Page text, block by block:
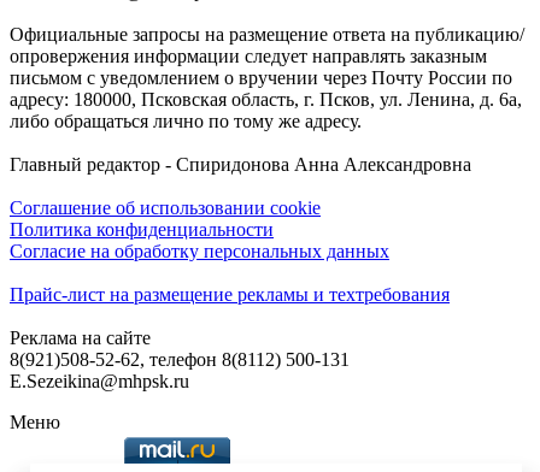
Официальные запросы на размещение ответа на публикацию/
опровержения информации следует направлять заказным
письмом с уведомлением о вручении через Почту России по
адресу: 180000, Псковская область, г. Псков, ул. Ленина, д. 6а,
либо обращаться лично по тому же адресу.
Главный редактор - Спиридонова Анна Александровна
Соглашение об использовании cookie
Политика конфиденциальности
Согласие на обработку персональных данных
Прайс-лист на размещение рекламы и техтребования
Реклама на сайте
8(921)508-52-62, телефон 8(8112) 500-131
E.Sezeikina@mhpsk.ru
Меню